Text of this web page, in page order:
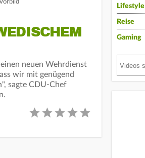
neuen Wehrdienst
wir mit genügend
sagte CDU-Chef
Lifestyle
Reise
Gaming